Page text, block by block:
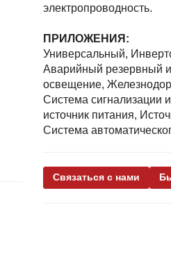
электропроводность.
ПРИЛОЖЕНИЯ:
Универсальный,
Аварийный резервный
освещение,
Система сигнализации
источник питания,
Система
Связаться с нами